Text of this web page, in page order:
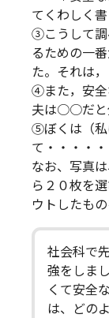
てくわしく
③こうして調
るための一
た。それは
④また，安全
夫は○○だと
⑤ぼくは（私
て・・・・・
なお、写真
ら２０枚を
ウトしたも
社会科で
強をしま
くて安全
は、どの